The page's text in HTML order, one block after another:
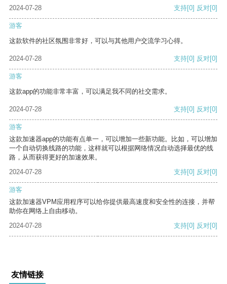
2024-07-28
支持[0] 反对[0]
游客
这款软件的社区氛围非常好，可以与其他用户交流学习心得。
2024-07-28 支持[0] 反对[0]
游客
这款app的功能非常丰富，可以满足我不同的社交需求。
2024-07-28 支持[0] 反对[0]
游客
这款加速器app的功能有点单一，可以增加一些新功能。比如，可以增加
一个自动切换线路的功能，这样就可以根据网络情况自动选择最优的线
路，从而获得更好的加速效果。
2024-07-28
支持[0] 反对[0]
游客
这款加速器VPM应用程序可以给你提供最高速度和安全性的连接，并帮
助你在网络上自由移动。
2024-07-28
支持[0] 反对[0]
友情链接